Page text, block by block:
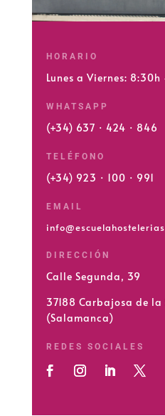
HORARIO
Lunes a Viernes:
WHATSAPP
(+34) 637 · 424 · 846
TELÉFONO
(+34) 923 · 100 · 991
EMAIL
DIRECCIÓN
Calle Segunda, 39
37188 Carbajosa de
(Salamanca)
REDES SOCIALES